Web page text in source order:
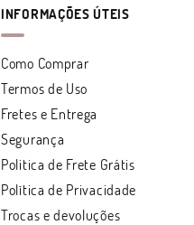
INFORMAÇÕES ÚTEIS
Como Comprar
Termos de Uso
Fretes e Entrega
Segurança
Politica de Frete Grátis
Política de Privacidade
Trocas e devoluções